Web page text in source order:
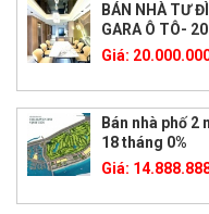
BÁN NHÀ TƯ
GARA Ô TÔ-
Giá:
Bán nhà phố
18 tháng 0%
Giá: